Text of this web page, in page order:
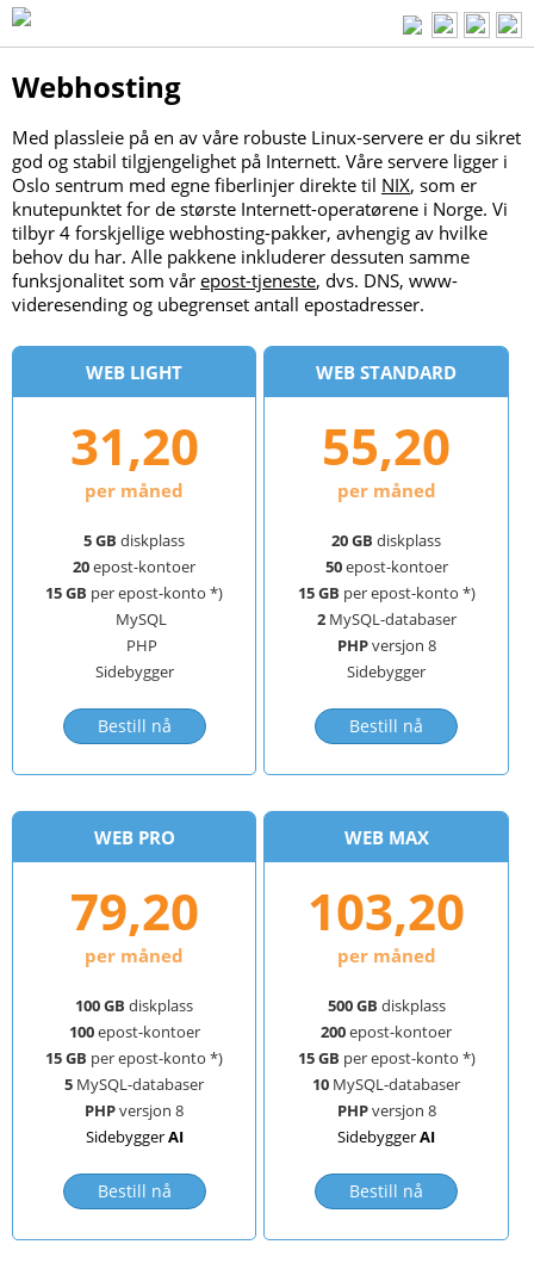
Webhosting
Med plassleie på en av våre robuste Linux-servere er du sikret
god og stabil tilgjengelighet på Internett. Våre servere ligger i
Oslo sentrum med egne fiberlinjer direkte til NIX, som er
knutepunktet for de største Internett-operatørene i Norge. Vi
tilbyr 4 forskjellige webhosting-pakker, avhengig av hvilke
behov du har. Alle pakkene inkluderer dessuten samme
funksjonalitet som vår epost-tjeneste, dvs. DNS, www-
videresending og ubegrenset antall epostadresser.
WEB LIGHT
31,20
per måned
5 GB diskplass
20epost-kontoer
15 GB per epost-konto *)
MySQL
PHP
Sidebygger
Bestill nå
WEB STANDARD
55,20
per måned
20 GB diskplass
50epost-kontoer
15 GB per epost-konto *)
2MySQL-databaser
PHPversjon 8
Sidebygger
Bestill nå
WEB PRO
79,20
per måned
100 GB diskplass
100epost-kontoer
15 GB per epost-konto *)
5 MySQL-databaser
PHPversjon 8
SidebyggerAI
Bestill nå
WEB MAX
103,20
per måned
500 GB diskplass
200epost-kontoer
15 GB per epost-konto *)
10 MySQL-databaser
PHPversjon 8
SidebyggerAI
Bestill nå